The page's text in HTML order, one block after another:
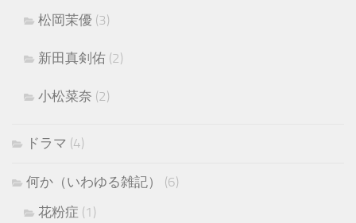
松岡茉優 (3)
新田真剣佑 (2)
小松菜奈 (2)
ドラマ (4)
何か（いわゆる雑記）
(6)
花粉症 (1)